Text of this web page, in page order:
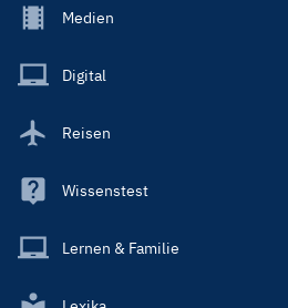
Footer
Main
Medien
Digital
Reisen
Wissenstest
Lernen & Familie